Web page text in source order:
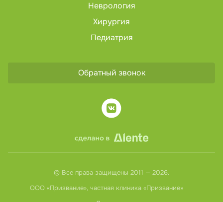
Неврология
Хирургия
Педиатрия
Обратный звонок
© Все права защищены 2011 — 2026.
ООО «Призвание», частная клиника «Призвание»